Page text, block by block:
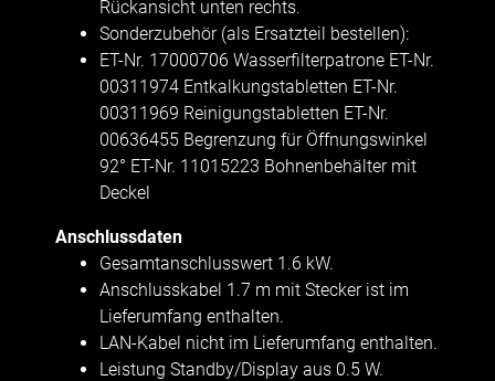
Rückansicht unten rechts.
Sonderzubehör (als Ersatzteil bestellen):
ET-Nr. 17000706 Wasserfilterpatrone ET-Nr.
00311974 Entkalkungstabletten ET-Nr.
00311969 Reinigungstabletten ET-Nr.
00636455 Begrenzung für Öffnungswinkel
92° ET-Nr. 11015223 Bohnenbehälter mit
Deckel
Anschlussdaten
Gesamtanschlusswert 1.6 kW.
Anschlusskabel 1.7 m mit Stecker ist im
Lieferumfang enthalten.
LAN-Kabel nicht im Lieferumfang enthalten.
Leistung Standby/Display aus 0.5 W.